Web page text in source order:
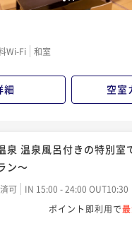
Wi-Fi 和室
細 空室
泉 温泉風呂付きの特別室
ン～
可
IN 15:00 - 24:00 OUT10:30
ポイント即利用で